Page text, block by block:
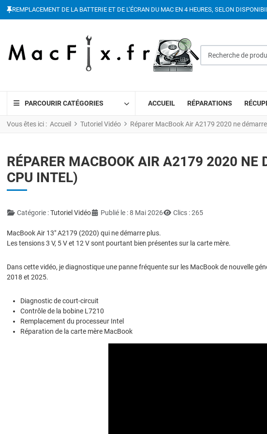
REMPLACEMENT DE LA BATTERIE ET DE L’ÉCRAN DU MAC EN 4 HEURES, SELON
PARCOURIR CATÉGORIES ACCUEIL RÉPARATIONS
Vous êtes ici : Accueil Tutoriel Vidéo Réparer MacBook Air A2179 2020 ne
RÉPARER MACBOOK AIR A2179 2020 NE
CPU INTEL)
DétailsCatégorie :Tutoriel Vidéo Publié le : 8 Mai 2026 Clics : 265
MacBook Air 13" A2179 (2020) qui ne démarre plus.
Les tensions 3 V, 5 V et 12 V sont pourtant bien présentes sur la carte mère.
Dans cette vidéo, je diagnostique une panne fréquente sur les MacBook de nouvelle
2018 et 2025.
Diagnostic de court-circuit
Contrôle de la bobine L7210
Remplacement du processeur Intel
Réparation de la carte mère MacBook